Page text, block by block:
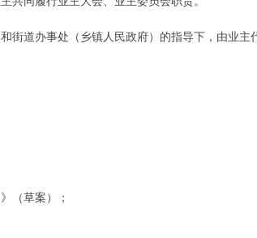
道办事处（乡镇人民政府）的指导下，由业主
（草案）；